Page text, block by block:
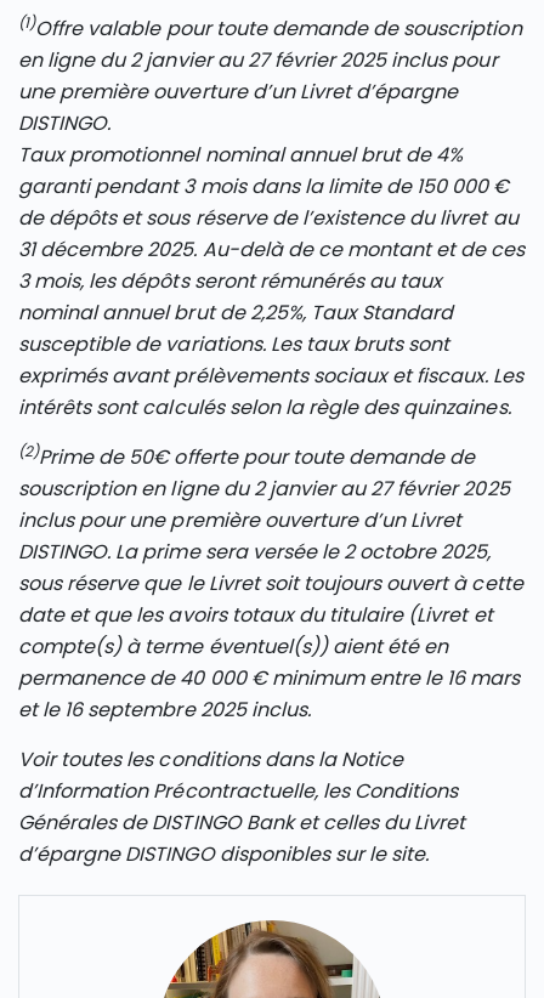
(1)Offre valable pour toute demande de souscription
en ligne du 2 janvier au 27 février 2025 inclus pour
une première ouverture d’un Livret d’épargne
DISTINGO.
Taux promotionnel nominal annuel brut de 4%
garanti pendant 3 mois dans la limite de 150 000 €
de dépôts et sous réserve de l’existence du livret au
31 décembre 2025. Au-delà de ce montant et de ces
3 mois, les dépôts seront rémunérés au taux
nominal annuel brut de 2,25%, Taux Standard
susceptible de variations. Les taux bruts sont
exprimés avant prélèvements sociaux et fiscaux. Les
intérêts sont calculés selon la règle des quinzaines.
(2)Prime de 50€ offerte pour toute demande de
souscription en ligne du 2 janvier au 27 février 2025
inclus pour une première ouverture d’un Livret
DISTINGO. La prime sera versée le 2 octobre 2025,
sous réserve que le Livret soit toujours ouvert à cette
date et que les avoirs totaux du titulaire (Livret et
compte(s) à terme éventuel(s)) aient été en
permanence de 40 000 € minimum entre le 16 mars
et le 16 septembre 2025 inclus.
Voir toutes les conditions dans la Notice
d’Information Précontractuelle, les Conditions
Générales de DISTINGO Bank et celles du Livret
d’épargne DISTINGO disponibles sur le site.